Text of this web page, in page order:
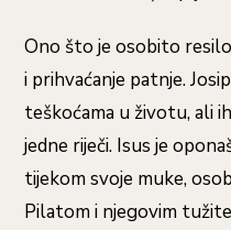
Ono što je osobito
i prihvaćanje patnje.
teškoćama u životu, ali
jedne riječi. Isus je
tijekom svoje muke,
Pilatom i njegovim